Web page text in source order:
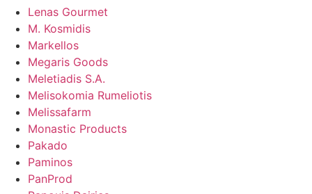
Lenas Gourmet
M. Kosmidis
Markellos
Megaris Goods
Meletiadis S.A.
Melisokomia Rumeliotis
Melissafarm
Monastic Products
Pakado
Paminos
PanProd